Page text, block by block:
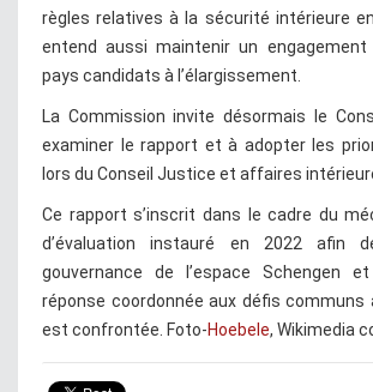
règles relatives à la sécurité intérieure en
entend aussi maintenir un
pays candidats à l’élargissement.
La Commission invite désormais le
examiner le rapport et à adopter les
lors du Conseil Justice et affaires
Ce rapport s’inscrit dans le cadre du
d’évaluation instauré en 2022 afin
gouvernance de l’espace Schengen
réponse coordonnée aux défis communs
est confrontée. Foto-Hoebele, Wikimedia